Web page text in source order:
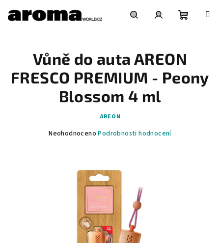
obsah
košík
Vůně do auta AREON
FRESCO PREMIUM - Peony
Blossom 4 ml
AREON
Průměrné
Neohodnoceno Podrobnosti hodnocení